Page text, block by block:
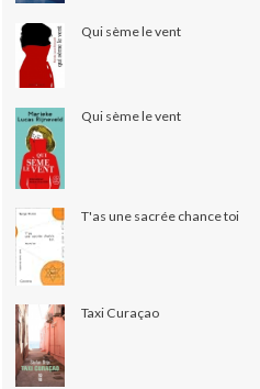
Qui sème le vent
Qui sème le vent
T'as une sacrée chance toi
Taxi Curaçao